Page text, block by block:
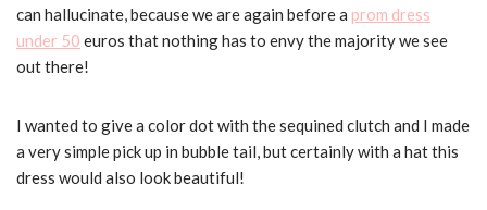
can hallucinate, because we are again before a prom dress
under 50 euros that nothing has to envy the majority we see
out there!
I wanted to give a color dot with the sequined clutch and I made
a very simple pick up in bubble tail, but certainly with a hat this
dress would also look beautiful!